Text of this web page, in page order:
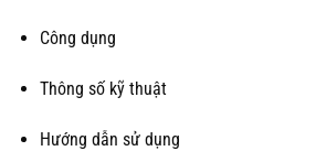
Công dụng
Thông số kỹ thuật
Hướng dẫn sử dụng